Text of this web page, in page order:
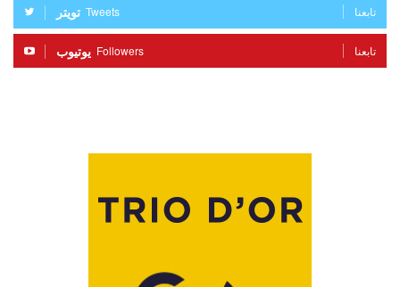
تويتر Tweets تابعنا
يوتيوب Followers تابعنا